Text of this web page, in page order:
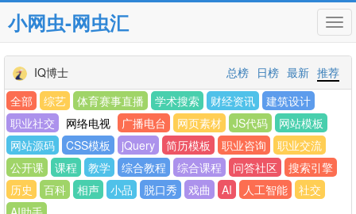
小网虫-网虫汇
IQ博士 推荐
最新
日榜
总榜
全部
综艺 体育赛事直播 学术搜索 财经资讯
建筑设计
职业社交
网络电视 广播电台 网页素材 JS代码
网站模板
网站源码
CSS模板 jQuery 简历模板 职业咨询
职业交流
公开课
课程 教学 综合教程 综合课程 问答社区
搜索引擎
历史
百科 相声 小品 脱口秀 戏曲 AI 人工智能
社交